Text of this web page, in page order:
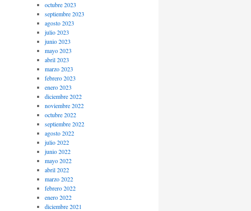
octubre 2023
septiembre 2023
agosto 2023
julio 2023
junio 2023
mayo 2023
abril 2023
marzo 2023
febrero 2023
enero 2023
diciembre 2022
noviembre 2022
octubre 2022
septiembre 2022
agosto 2022
julio 2022
junio 2022
mayo 2022
abril 2022
marzo 2022
febrero 2022
enero 2022
diciembre 2021